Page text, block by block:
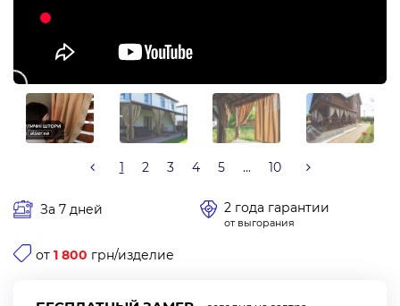
1 2 3 4 5 ... 10
За 7 дней 2 года гарантии
от выгорания
от 1 800 грн/изделие